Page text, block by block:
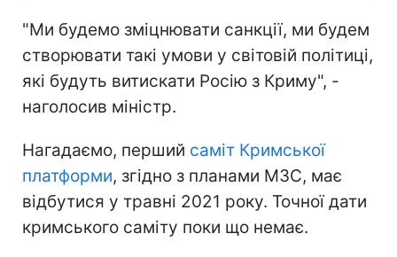
"Ми будемо зміцнювати санкції, ми будем
створювати такі умови у світовій політиці,
які будуть витискати Росію з Криму", -
наголосив міністр.
Нагадаємо, перший саміт Кримської
платформи, згідно з планами МЗС, має
відбутися у травні 2021 року. Точної дати
кримського саміту поки що немає.